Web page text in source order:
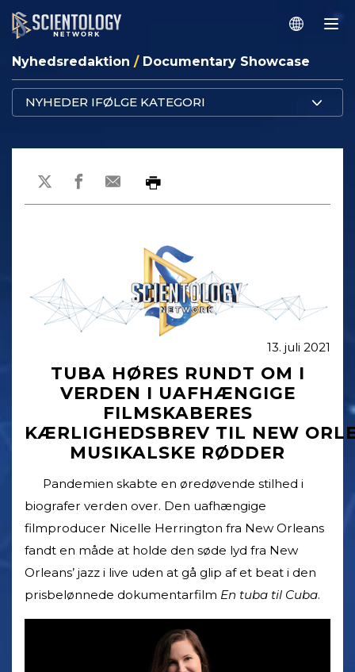
Nyhedsredaktion / Documentary Showcase
NYHEDER IFØLGE KATEGORI
13. juli 2021
TUBA HØRES RUNDT OM I
VERDEN I UAFHÆNGIGE
FILMSKABERES
KÆRLIGHEDSBREV TIL NEW
MUSIKALSKE RØDDER
Pandemien skabte en øredøvende stilhed i
biografer verden over. Den uafhængige
filmproducer Nicelle Herrington fra New Orleans
fandt en måde at holde den søde lyd fra New
Orleans’ jazz i live uden at gå glip af et beat i den
prisbelønnede dokumentarfilm En tuba til Cuba.